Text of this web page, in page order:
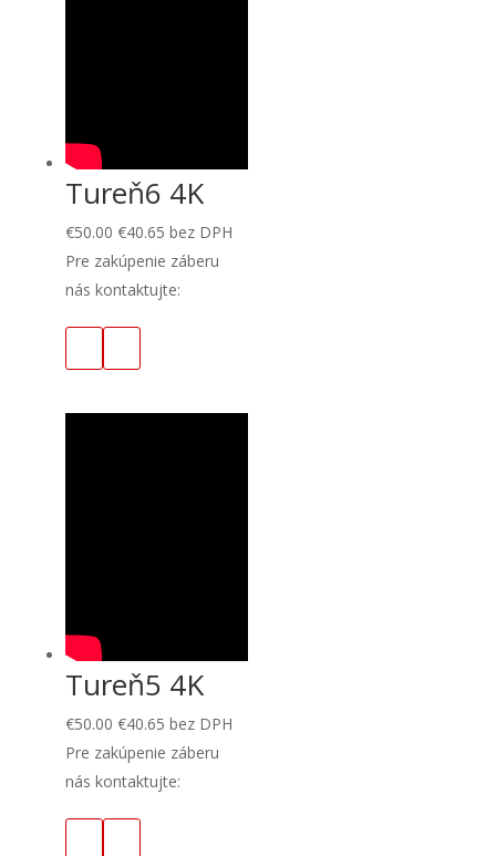
Tureň6 4K
€50.00 €40.65 bez DPH
Pre zakúpenie záberu
nás kontaktujte:
Tureň5 4K
€50.00 €40.65 bez DPH
Pre zakúpenie záberu
nás kontaktujte: